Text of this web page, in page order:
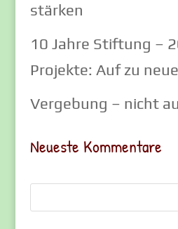
stärken
10 Jahre Stiftung –
Projekte: Auf zu
Vergebung – nicht
Neueste Kommentare